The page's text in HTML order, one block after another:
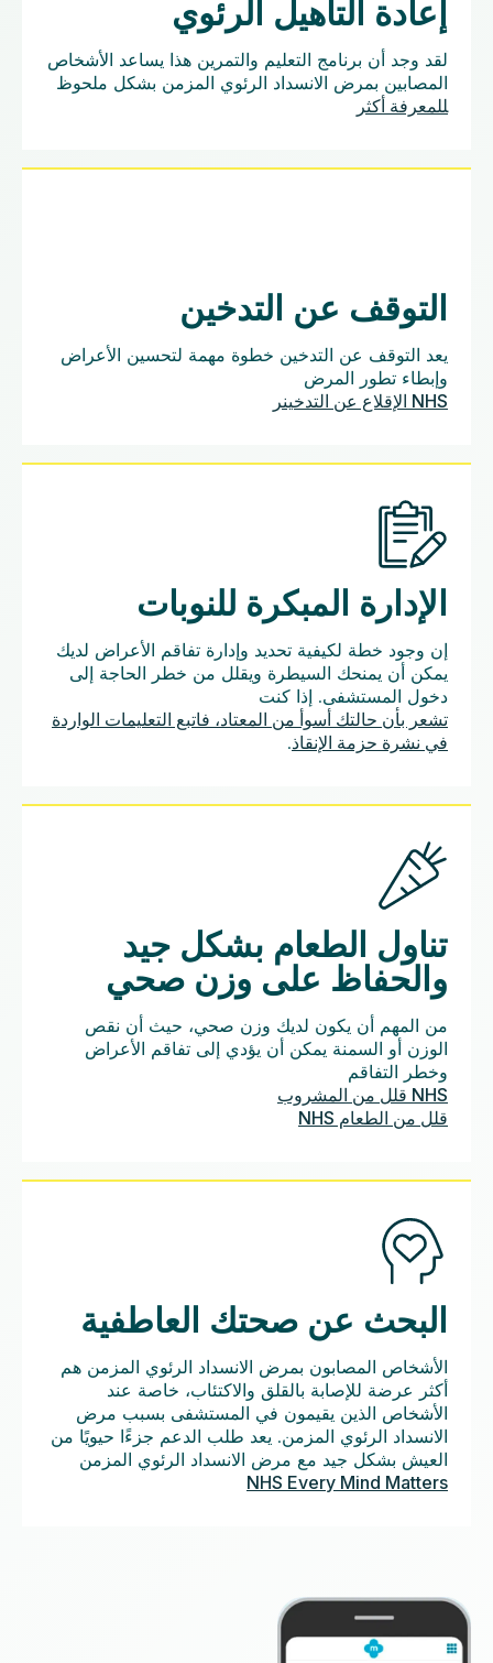
إعادة التأهيل الرئوي
لقد وجد أن برنامج التعليم والتمرين هذا يساعد الأشخاص
المصابين بمرض الانسداد الرئوي المزمن بشكل ملحوظ
للمعرفة أكثر
التوقف عن التدخين
يعد التوقف عن التدخين خطوة مهمة لتحسين الأعراض
وإبطاء تطور المرض
الإدارة المبكرة للنوبات
إن وجود خطة لكيفية تحديد وإدارة تفاقم الأعراض لديك
يمكن أن يمنحك السيطرة ويقلل من خطر الحاجة إلى
دخول المستشفى. إذا كنت
تشعر بأن حالتك أسوأ من المعتاد، فاتبع التعليمات الواردة
في نشرة حزمة الإنقاذ.
تناول الطعام بشكل جيد
والحفاظ على وزن صحي
من المهم أن يكون لديك وزن صحي، حيث أن نقص
الوزن أو السمنة يمكن أن يؤدي إلى تفاقم الأعراض
وخطر التفاقم
قلل من الطعام NHS
البحث عن صحتك العاطفية
الأشخاص المصابون بمرض الانسداد الرئوي المزمن هم
أكثر عرضة للإصابة بالقلق والاكتئاب، خاصة عند
الأشخاص الذين يقيمون في المستشفى بسبب مرض
الانسداد الرئوي المزمن. يعد طلب الدعم جزءًا حيويًا من
العيش بشكل جيد مع مرض الانسداد الرئوي المزمن
NHS Every Mind Matters